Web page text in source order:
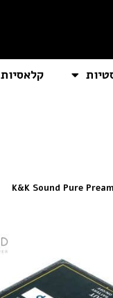
קלאסיות
K&K Sound Pure